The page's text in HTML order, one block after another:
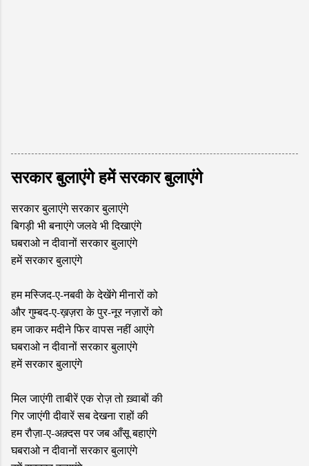
सरकार बुलाएंगे हमें सरकार बुलाएंगे
सरकार बुलाएंगे सरकार बुलाएंगे
बिगड़ी भी बनाएंगे जलवे भी दिखाएंगे
घबराओ न दीवानों सरकार बुलाएंगे
हमें सरकार बुलाएंगे
हम मस्जिद-ए-नबवी के देखेंगे मीनारों को
और गुम्बद-ए-ख़ज़रा के पुर-नूर नज़ारों को
हम जाकर मदीने फिर वापस नहीं आएंगे
घबराओ न दीवानों सरकार बुलाएंगे
हमें सरकार बुलाएंगे
मिल जाएंगी ताबीरें एक रोज़ तो ख़्वाबों की
गिर जाएंगी दीवारें सब देखना राहों की
हम रौज़ा-ए-अक़्दस पर जब आँसू बहाएंगे
घबराओ न दीवानों सरकार बुलाएंगे